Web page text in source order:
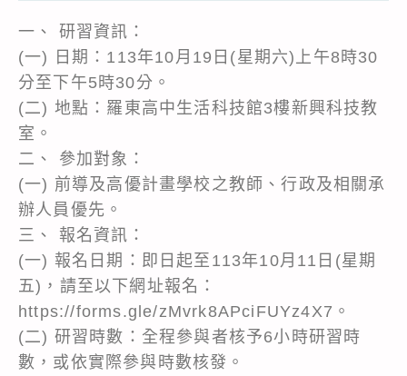
一、 研習資訊：
(一) 日期：113年10月19日(星期六)上午8時30
分至下午5時30分。
(二) 地點：羅東高中生活科技館3樓新興科技教
室。
二、 參加對象：
(一) 前導及高優計畫學校之教師、行政及相關承
辦人員優先。
三、 報名資訊：
(一) 報名日期：即日起至113年10月11日(星期
五)，請至以下網址報名：
https://forms.gle/zMvrk8APciFUYz4X7。
(二) 研習時數：全程參與者核予6小時研習時
數，或依實際參與時數核發。